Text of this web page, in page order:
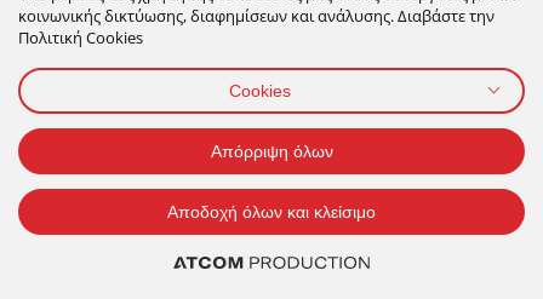
Η μεγαλύτερη γιορτή του καφέ: ο illy, επίσημος συνεργάτης
και του Διεθνούς Οργανισμού Καφέ, συντονίζει ειδικό
πρόγραμμα εκδηλώσεων
και φιλοξενεί το Coffee Cluster, ένα περίπτερο καφέ που
επισκέφθηκαν πάνω από 13 εκατομμύρια άνθρωποι.
κοινωνικής δικτύωσης, διαφημίσεων και ανάλυσης. Διαβάστε την
Πολιτική Cookies
Cookies
Απόρριψη όλων
Αποδοχή όλων και κλείσιμο